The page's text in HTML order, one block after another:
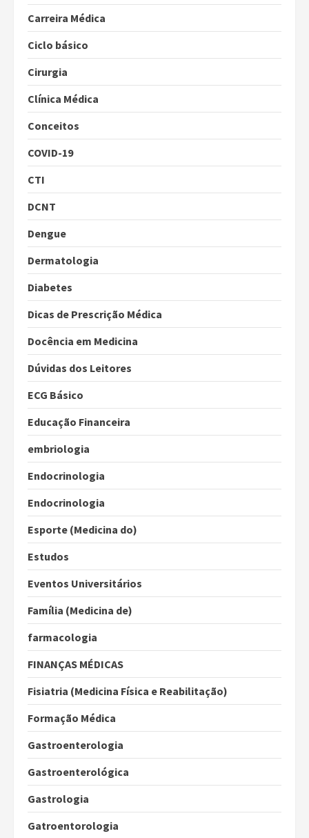
Carreira Médica
Ciclo básico
Cirurgia
Clínica Médica
Conceitos
COVID-19
CTI
DCNT
Dengue
Dermatologia
Diabetes
Dicas de Prescrição Médica
Docência em Medicina
Dúvidas dos Leitores
ECG Básico
Educação Financeira
embriologia
Endocrinologia
Endocrinologia
Esporte (Medicina do)
Estudos
Eventos Universitários
Família (Medicina de)
farmacologia
FINANÇAS MÉDICAS
Fisiatria (Medicina Física e Reabilitação)
Formação Médica
Gastroenterologia
Gastroenterológica
Gastrologia
Gatroentorologia